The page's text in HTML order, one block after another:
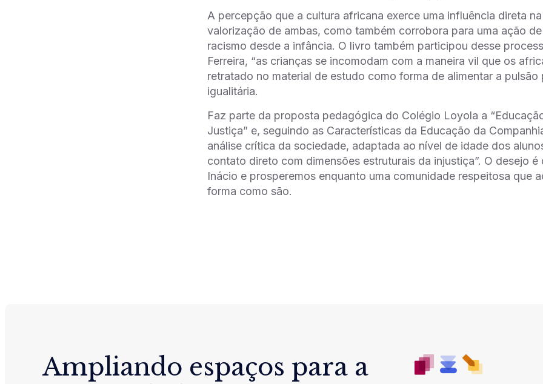
A percepção que a cultura africana exerce uma influência direta
valorização de ambas, como também corrobora para uma ação
racismo desde a infância. O livro também participou desse
Ferreira, “as crianças se incomodam com a maneira vil que os
retratado no material de estudo como forma de alimentar a
igualitária.
Faz parte da proposta pedagógica do Colégio Loyola a
Justiça” e, seguindo as Características da Educação da
análise crítica da sociedade, adaptada ao nível de idade dos
contato direto com dimensões estruturais da injustiça”. O desejo
Inácio e prosperemos enquanto uma comunidade respeitosa que
forma como são.
Ampliando espaços para a